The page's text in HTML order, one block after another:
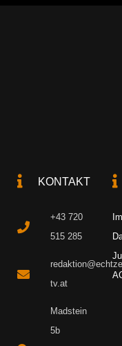
KONTAKT
+43 720
515 285
tv.at
Madstein
5b